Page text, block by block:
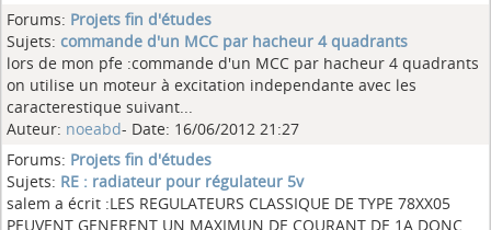
Forums: Projets fin d'études
Sujets: commande d'un MCC par hacheur 4 quadrants
lors de mon pfe :commande d'un MCC par hacheur 4 quadrants
on utilise un moteur à excitation independante avec les
caracterestique suivant...
Auteur: noeabd- Date: 16/06/2012 21:27
Forums: Projets fin d'études
Sujets: RE : radiateur pour régulateur 5v
salem a écrit :LES REGULATEURS CLASSIQUE DE TYPE 78XX05
PEUVENT GENERENT UN MAXIMUN DE COURANT DE 1A DONC